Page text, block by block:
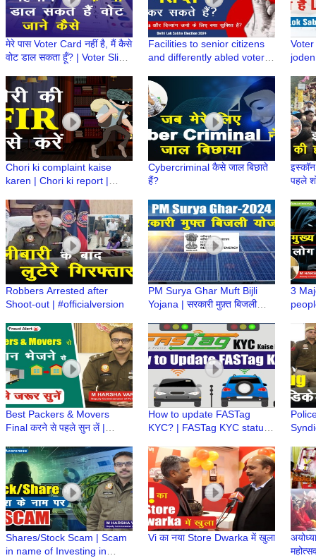
मेरे पास Voter Card नहीं है, मैं कैसे
वोट डाल सकता हूँ? | Voter Slip |
Facilities to senior citizens
and differently abled voters
मतदान
Chori ki complaint kaise
karen | Chori ki report |
कैसे करें | eFIR
Cybercriminal कैसे जाल बिछाते
हैं?
इस्कॉन
पहले
Robbers Arrested after
Shoot-out | #officialversion
PM Surya Ghar Muft Bijli
Yojana | सरकारी मुफ़्त बिजली
3
Best Packers & Movers
Final करने से पहले सुन लें |
M Harsha Vardhan, IPS
How to update FASTag
KYC? | FASTag KYC status |
FASTag issued by NHAI
Shares/Stock Scam | Scam
in name of Investing in
Vi का नया Store Dwarka में खुला